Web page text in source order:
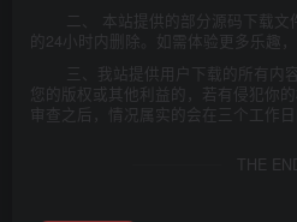
二、 本站提供的部分源码下载
的24小时内删除。如需体验更多乐趣
三、我站提供用户下载的所有内
您的版权或其他利益的，若有侵犯你的
审查之后，情况属实的会在三个工作日
THE